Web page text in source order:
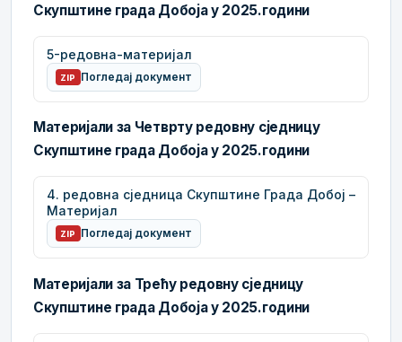
Скупштине града Добоја у 2025.години
5-редовна-материјал
ZIP Погледај документ
Материјали за Четврту редовну сједницу
Скупштине града Добоја у 2025.години
4. редовна сједница Скупштине Града Добој –
Материјал
ZIP Погледај документ
Материјали за Трећу редовну сједницу
Скупштине града Добоја у 2025.години